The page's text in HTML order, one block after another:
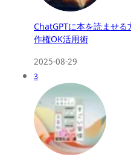
ChatGPTに本を読ませ
作権OK活用術
2025-08-29
3